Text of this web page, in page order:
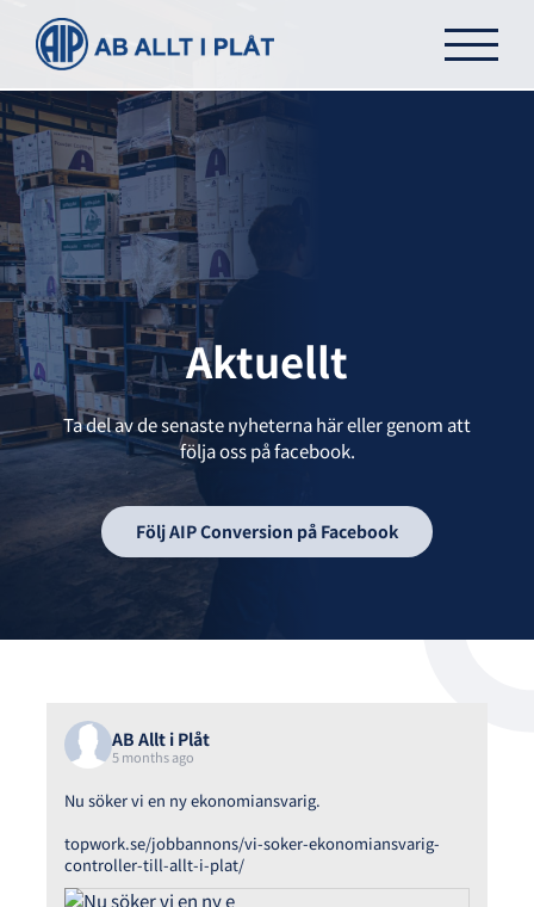
innehållet
Aktuellt
Ta del av de senaste nyheterna här eller genom att
följa oss på facebook.
Följ AIP Conversion på Facebook
AB Allt i Plåt
5 months ago
Nu söker vi en ny ekonomiansvarig.
topwork.se/jobbannons/vi-soker-ekonomiansvarig-
controller-till-allt-i-plat/